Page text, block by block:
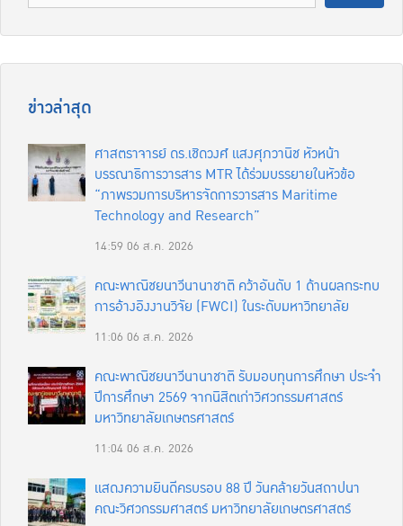
ข่าวล่าสุด
ศาสตราจารย์ ดร.เชิดวงศ์ แสงศุภวานิช หัวหน้า
บรรณาธิการวารสาร MTR ได้ร่วมบรรยายในหัวข้อ
“ภาพรวมการบริหารจัดการวารสาร Maritime
Technology and Research”
14:59 06 ส.ค. 2026
คณะพาณิชยนาวีนานาชาติ คว้าอันดับ 1 ด้านผลกระทบ
การอ้างอิงงานวิจัย (FWCI) ในระดับมหาวิทยาลัย
11:06 06 ส.ค. 2026
คณะพาณิชยนาวีนานาชาติ รับมอบทุนการศึกษา ประจำ
ปีการศึกษา 2569 จากนิสิตเก่าวิศวกรรมศาสตร์
มหาวิทยาลัยเกษตรศาสตร์
11:0406 ส.ค. 2026
แสดงความยินดีครบรอบ 88 ปี วันคล้ายวันสถาปนา
คณะวิศวกรรมศาสตร์ มหาวิทยาลัยเกษตรศาสตร์